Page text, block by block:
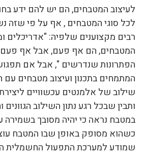
לעיצוב המטבחים, הם יש להם ידע
לכל סוגי המטבחים , אף על פי שזה
רבים מקצוענים שלפיה: "אדריכלים
המטבחים, הם אף פעם, אבל אף פעם
הפתרונות שנדרשים ", אבל אם
המתמחים בתכנון ועיצוב מטבחים עם
שילוב של אלמנטים עכשוויים
ותבין שבכל רגע נתון השילוב הגוונים
במטבח נראה כי יהיה מסובך
כשהוא מסופק באופן שבו המטבח
שמודע למערכת התפעול החשמלית